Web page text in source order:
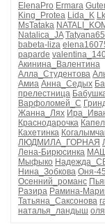
ElenaPro Ermara
King_Protea Lida_K
MsTataka
Natalica_JA
babeta-liza
paparde
Акинина_Валентина
Алла_Студентова
Амиа Анна_Седых
прелестница
Варфоломей_С
Жанна_Лях
Краснодарочка
Кахетинка
ЛЮДМИЛА_ГОРНАЯ
Лена-Бирюсинка
Мыфыко
Нина_Зобкова Оня-45
Осенний_романс
Разира Рамина-
Татьяна_Саксонова
наталья_ландыш